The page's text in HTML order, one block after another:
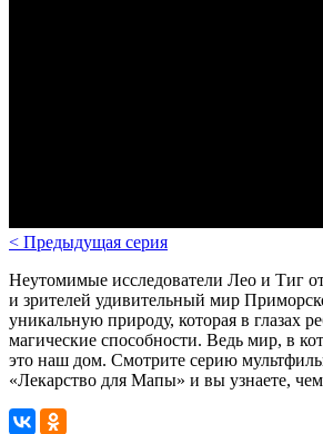
< Предыдущая серия
Неутомимые исследователи Лео и Тиг
и зрителей удивительный мир
уникальную природу, которая в глазах
магические способности. Ведь мир, в
это наш дом. Смотрите серию
«Лекарство для Мапы» и вы узнаете, чем